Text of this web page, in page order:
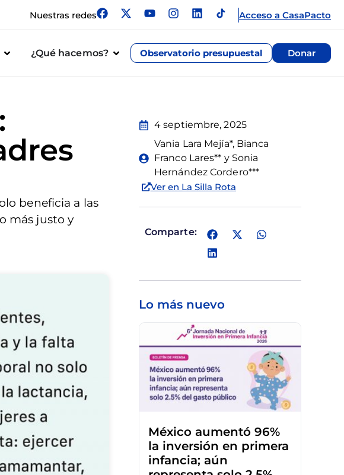
Nuestras redes Acceso a CasaPacto
¿Qué hacemos? Observatorio presupuestal Donar
beneficia a las
más justo y
4 septiembre, 2025
Vania Lara Mejía*, Bianca
Franco Lares** y Sonia
Hernández Cordero***
Ver en La Silla Rota
Comparte:
Lo más nuevo
México aumentó 96%
la inversión en primera
infancia; aún